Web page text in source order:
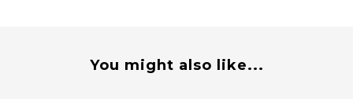
You might also like...